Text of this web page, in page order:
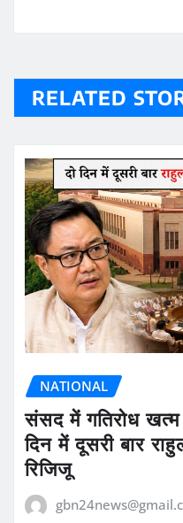
RELATED
NATIONAL
संसद में गतिरोध
दिन में दूसरी बार
रिजिजू